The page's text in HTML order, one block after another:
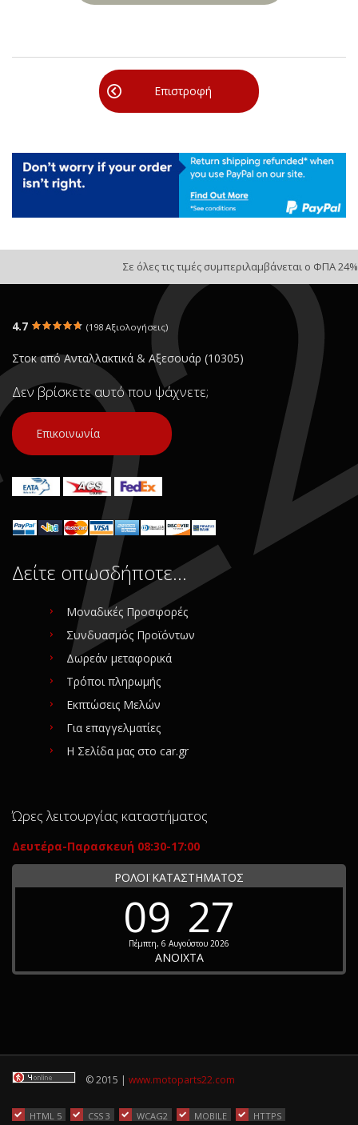
Επιστροφή
Σε όλες τις τιμές συμπεριλαμβάνεται ο ΦΠΑ 24%
4.7 (198 Αξιολογήσεις)
Στοκ από Ανταλλακτικά & Αξεσουάρ (10305)
Δεν βρίσκετε αυτό που ψάχνετε;
Επικοινωνία
Δείτε οπωσδήποτε…
Μοναδικές Προσφορές
Συνδυασμός Προϊόντων
Δωρεάν μεταφορικά
Τρόποι πληρωμής
Εκπτώσεις Μελών
Για επαγγελματίες
Η Σελίδα μας στο car.gr
Ώρες λειτουργίας καταστήματος
Δευτέρα-Παρασκευή 08:30-17:00
ΡΟΛΟΪ ΚΑΤΑΣΤΗΜΑΤΟΣ
09 27
Πέμπτη, 6 Αυγούστου 2026
ΑΝΟΙΧΤΑ
© 2015 | www.motoparts22.com
HTML 5 CSS 3 WCAG2 MOBILE HTTPS